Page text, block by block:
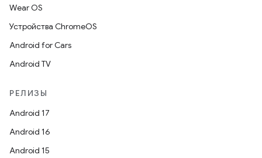
Wear OS
Устройства ChromeOS
Android for Cars
Android TV
РЕЛИЗЫ
Android 17
Android 16
Android 15